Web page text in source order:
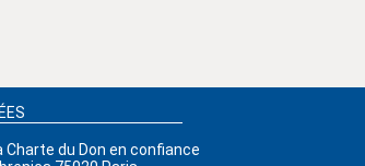
Charte du Don en confiance